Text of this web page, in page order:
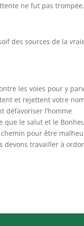
ne fut pas trompée.
des sources de la
les voies pour y
et rejettent votre nom
défavoriser l’homme
que le salut et le
chemin pour être
devons travailler à